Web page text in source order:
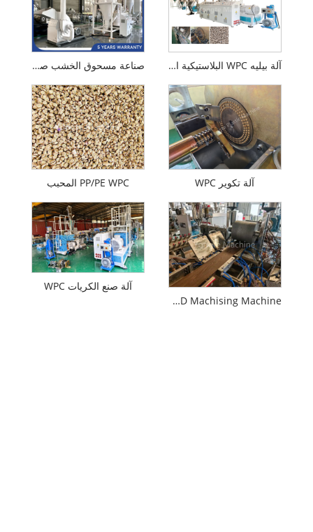
صناعة مسحوق الخشب صنع آلة الطاحونة آلة بيليه WPC البلاستيكية المعاد تدويرها
PP/PE WPC المحبب آلة تكوير WPC
آلة صنع الكريات WPC
WPC Decking Online 3D Machising Machine